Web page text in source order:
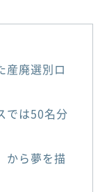
産廃選別ロ
では50名分
から夢を描